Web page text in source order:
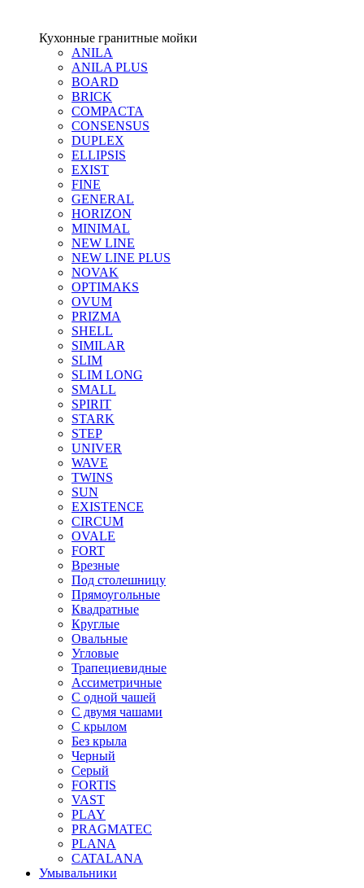
Кухонные гранитные мойки
ANILA
ANILA PLUS
BOARD
BRICK
COMPACTA
CONSENSUS
DUPLEX
ELLIPSIS
EXIST
FINE
GENERAL
HORIZON
MINIMAL
NEW LINE
NEW LINE PLUS
NOVAK
OPTIMAKS
OVUM
PRIZMA
SHELL
SIMILAR
SLIM
SLIM LONG
SMALL
SPIRIT
STARK
STEP
UNIVER
WAVE
TWINS
SUN
EXISTENCE
CIRCUM
OVALE
FORT
Врезные
Под столешницу
Прямоугольные
Квадратные
Круглые
Овальные
Угловые
Трапециевидные
Ассиметричные
С одной чашей
С двумя чашами
С крылом
Без крыла
Черный
Серый
FORTIS
VAST
PLAY
PRAGMATEC
PLANA
CATALANA
Умывальники